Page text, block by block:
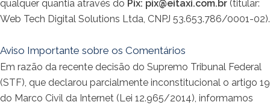
qualquer quantia através do Pix: pix@eitaxi.com.br (titular:
Web Tech Digital Solutions Ltda, CNPJ 53.653.786/0001-02).
Aviso Importante sobre os Comentários
Em razão da recente decisão do Supremo Tribunal Federal
(STF), que declarou parcialmente inconstitucional o artigo 19
do Marco Civil da Internet (Lei 12.965/2014), informamos